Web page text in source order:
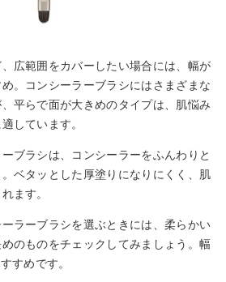
広範囲をカバーしたい場合には、幅が
。コンシーラーブラシにはさまざまな
平らで面が大きめのタイプは、肌悩み
しています。
ブラシは、コンシーラーをふんわりと
ベタッとした厚塗りになりにくく、肌
ます。
ラーブラシを選ぶときには、柔らかい
のものをチェックしてみましょう。幅
すめです。